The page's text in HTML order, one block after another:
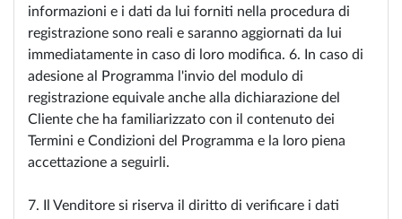
informazioni e i dati da lui forniti nella procedura di
registrazione sono reali e saranno aggiornati da lui
immediatamente in caso di loro modifica. 6. In caso di
adesione al Programma l'invio del modulo di
registrazione equivale anche alla dichiarazione del
Cliente che ha familiarizzato con il contenuto dei
Termini e Condizioni del Programma e la loro piena
accettazione a seguirli.
7. Il Venditore si riserva il diritto di verificare i dati